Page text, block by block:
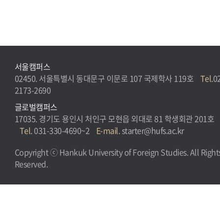
서울캠퍼스
02450. 서울특별시 동대문구 이문로 107 국제학사 119호 Tel.
2173-2690
글로벌캠퍼스
17035. 경기도 용인시 처인구 모현읍 외대로 81 학생회관 201호
Tel.031-330-4690~2 E-mail.starter@hufs.ac.kr
Copyright ⓒ Hankuk University of Foreign Studies. All
Reserved.